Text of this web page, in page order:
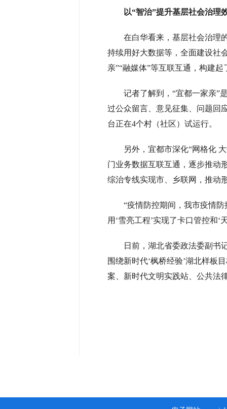
以“智治”提升基层社会治理
在白华看来，基层社会治理
持续用好大数据等，全面建设社
亲”“融媒体”等互联互通，构建
记者了解到，“宜都一家亲”
过公众留言、意见征集、问题回
台正在4个村（社区）试运行。
另外，宜都市深化“网格化
门业务数据互联互通，逐步推动
综治专线实现市、乡联网，推动
“疫情防控期间，我市疫情
用‘雪亮工程’实现了卡口管控和
日前，湖北省委政法委副书
围绕新时代‘枫桥经验’湖北样板
案、新时代文明实践站、公共法